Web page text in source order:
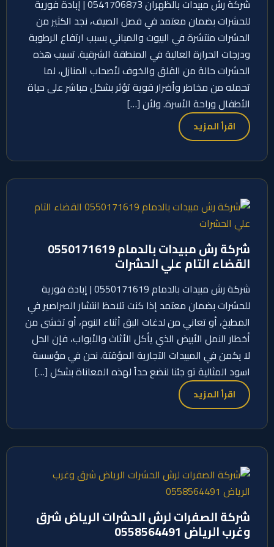
شركة رش مبيدات بالظهران 0541706873 | إبادة فورية
للحشرات بضمان معتمد في فصل الصيف، نجد الكثير من
الحشرات منتشرة في البيوت والمباني بسبب ارتفاع الرطوبة
ودرجات الحرارة العالية في المنطقة الشرقية. تسبب هذه
الحشرات حالة من القلق والخوف لأصحاب المنازل، لما
تحمله من مخاطر وأضرار قوية تؤثر بشكل مباشر على حياة
الأطفال وراحة الأسرة. ولأن […]
اقرأ المزيد
شركة رش مبيدات بالدمام 0550171619
القضاء التام علي الحشرات
شركة رش مبيدات بالدمام 0550171619 | إبادة فورية
للحشرات بضمان معتمد إذا كنت تلاحظ انتشار الصراصير في
المطبخ، أو تعاني من لدغات البق أثناء النوم، أو تخشى من
أخطار النمل الأبيض الذي يأكل الأثاث والأبواب، فإن الحل
لا يكمن في المبيدات التجارية المؤقتة. نحن في مؤسسة
اسود المثالية تو جئنا لنضع حداً لهذه المعاناة بشكل […]
اقرأ المزيد
شركة الصفرات لرش الحشرات الرياض شرق
وغرب الرياض 0558564491